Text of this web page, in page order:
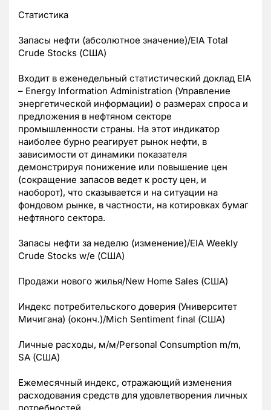
Статистика
Запасы нефти (абсолютное значение)/EIA Total
Crude Stocks (США)
Входит в еженедельный статистический доклад EIA
– Energy Information Administration (Управление
энергетической информации) о размерах спроса и
предложения в нефтяном секторе
промышленности страны. На этот индикатор
наиболее бурно реагирует рынок нефти, в
зависимости от динамики показателя
демонстрируя понижение или повышение цен
(сокращение запасов ведет к росту цен, и
наоборот), что сказывается и на ситуации на
фондовом рынке, в частности, на котировках бумаг
нефтяного сектора.
Запасы нефти за неделю (изменение)/EIA Weekly
Crude Stocks w/e (США)
Продажи нового жилья/New Home Sales (США)
Индекс потребительского доверия (Университет
Мичигана) (оконч.)/Mich Sentiment final (США)
Личные расходы, м/м/Personal Consumption m/m,
SA (США)
Ежемесячный индекс, отражающий изменения
расходования средств для удовлетворения личных